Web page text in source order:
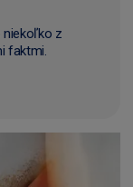
niekoľko z
faktmi.